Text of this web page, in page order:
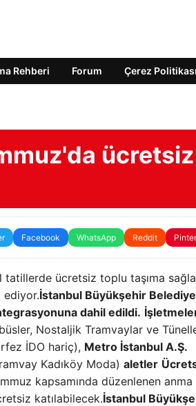
Rehberi Forum Çerez Politikası
ücretsiz
Facebook WhatsApp Reddit
tatillerde ücretsiz toplu taşıma
ediyor.İstanbul Büyükşehir
dahil edildi.
Nostaljik Tramvaylar ve
İDO hariç), Metro İstanbul A.Ş.
Kadıköy Moda) aletler
kapsamında düzenlenen anma
katılabilecek.İstanbul